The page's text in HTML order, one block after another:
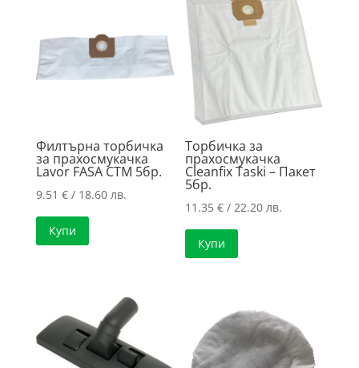
Филтърна торбичка
за прахосмукачка
Lavor FASA CTM 5бр.
9.51 €/ 18.60 лв.
Купи
Торбичка за
прахосмукачка
Cleanfix Taski – Пакет
5бр.
11.35€ / 22.20 лв.
Купи